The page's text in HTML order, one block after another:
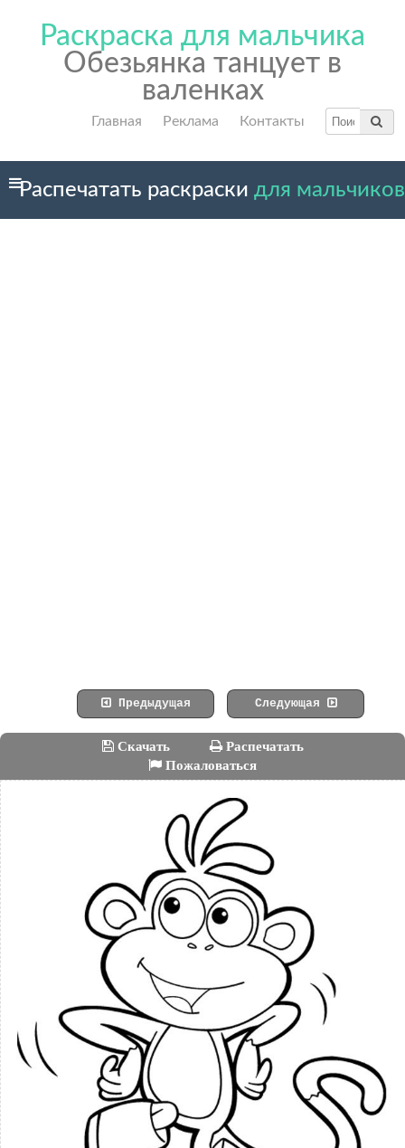
Раскраска для мальчика
Обезьянка танцует в
валенках
Главная Реклама Контакты
Распечатать раскраски для мальчиков
Предыдущая Следующая
Скачать
Распечатать
Пожаловаться